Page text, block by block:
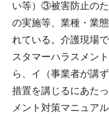
い等）③被害防止の
の実施等、業種・業
れている。介護現場
スタマーハラスメン
ら、イ（事業者が講
措置を講じるにあた
メント対策マニュア